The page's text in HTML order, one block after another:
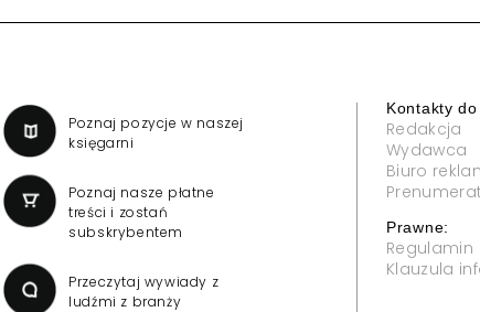
Poznaj pozycje w naszej
księgarni
Poznaj nasze płatne
treści i zostań
subskrybentem
Przeczytaj wywiady z
ludźmi z branży
Kontakty
Redakcja
Wydawca
Biuro
Prawne:
Regulamin
Klauzula